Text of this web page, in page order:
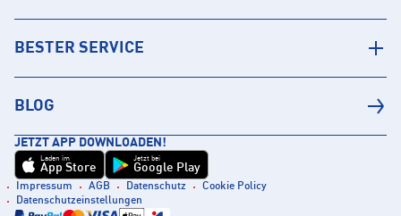
BESTER SERVICE
BLOG
JETZT APP DOWNLOADEN!
Laden im
App Store
Jetzt bei
Google Play
Impressum AGB Datenschutz
Cookie Policy
Datenschutzeinstellungen